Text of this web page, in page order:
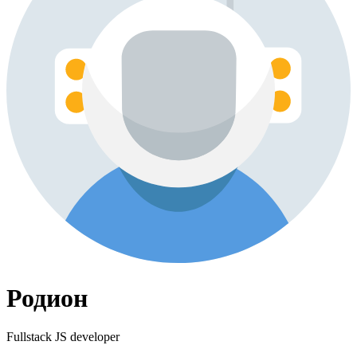
Родион
Fullstack JS developer